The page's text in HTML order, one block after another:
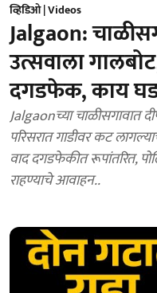
व्हिडिओ | Videos
Jalgaon:
उत्सवाला
दगडफेक, काय
Jalgaonच्या चाळीसगावात
परिसरात गाडीवर कट
वाद दगडफेकीत रूपांतरित,
राहण्याचे आवाहन..